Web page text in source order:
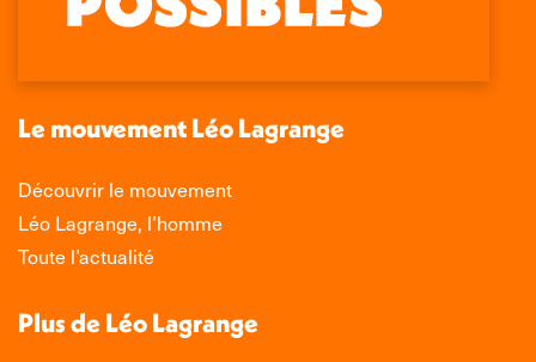
s'ouvre
une
fenêtre
s'ouvre
une
fenêtre
s'ouvre
une
fenêtre
s'ouvre
une
nouvelle
fenêtre
Le mouvement Léo Lagrange
Découvrir le mouvement
Léo Lagrange, l’homme
Toute l’actualité
Plus de Léo Lagrange